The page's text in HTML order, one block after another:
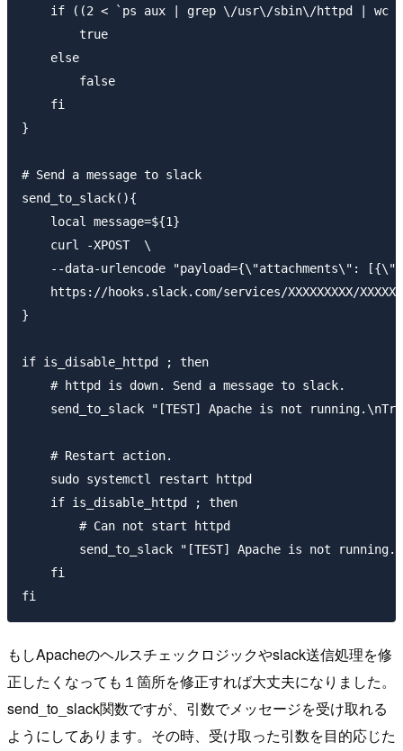
if ((2 < `ps aux | grep \/usr\/sbin\/httpd | wc
        true
    else
        false
    fi
}
# Send a message to slack
send_to_slack(){
    local message=${1}
    curl -XPOST  \
--data-urlencode "payload={\"attachments\":
https://hooks.slack.com/services/XXXXXXXXX/
}
if is_disable_httpd ; then
    # httpd is down. Send a message to slack.
send_to_slack "[TEST] Apache is not
    # Restart action.
    sudo systemctl restart httpd
    if is_disable_httpd ; then
        # Can not start httpd
        send_to_slack "[TEST] Apache is not running."
    fi
もしApacheのヘルスチェックロジックやslack送信処理を修
正したくなっても１箇所を修正すれば大丈夫になりました。
send_to_slack関数ですが、引数でメッセージを受け取れる
ようにしてあります。その時、受け取った引数を目的応じた